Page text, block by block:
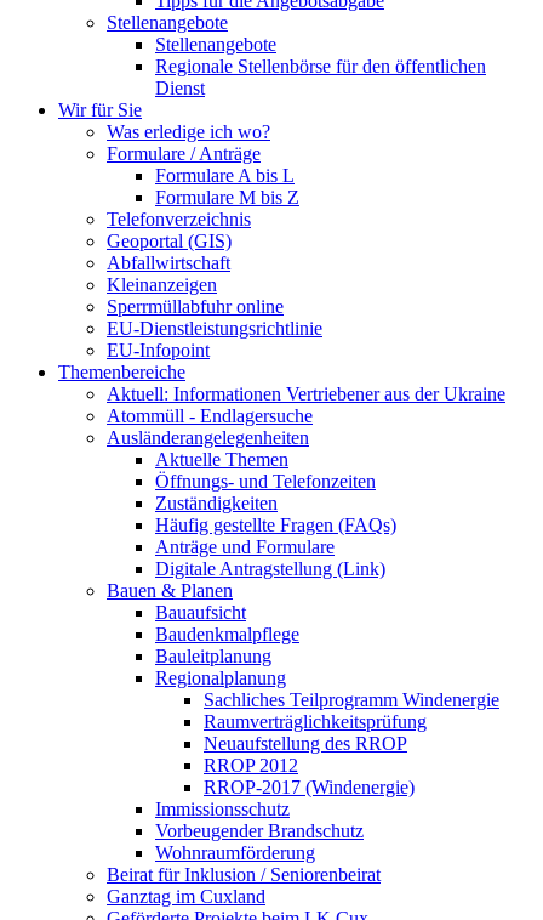
Stellenangebote
Stellenangebote
Regionale Stellenbörse für den öffentlichen
Dienst
Wir für Sie
Was erledige ich wo?
Formulare / Anträge
Formulare A bis L
Formulare M bis Z
Telefonverzeichnis
Geoportal (GIS)
Abfallwirtschaft
Kleinanzeigen
Sperrmüllabfuhr online
EU-Dienstleistungsrichtlinie
EU-Infopoint
Themenbereiche
Aktuell: Informationen Vertriebener aus der Ukraine
Atommüll - Endlagersuche
Ausländerangelegenheiten
Aktuelle Themen
Öffnungs- und Telefonzeiten
Zuständigkeiten
Häufig gestellte Fragen (FAQs)
Anträge und Formulare
Digitale Antragstellung (Link)
Bauen & Planen
Bauaufsicht
Baudenkmalpflege
Bauleitplanung
Regionalplanung
Sachliches Teilprogramm Windenergie
Raumverträglichkeitsprüfung
Neuaufstellung des RROP
RROP 2012
RROP-2017 (Windenergie)
Immissionsschutz
Vorbeugender Brandschutz
Wohnraumförderung
Beirat für Inklusion / Seniorenbeirat
Ganztag im Cuxland